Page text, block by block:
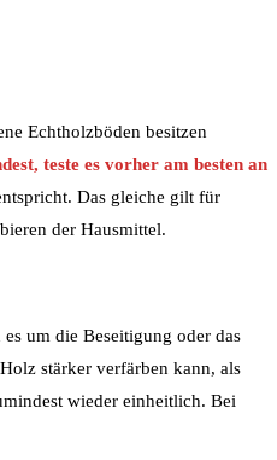
Echtholzböden besitzen
teste es vorher am besten an
Das gleiche gilt für
der Hausmittel.
um die Beseitigung oder das
stärker verfärben kann, als
wieder einheitlich. Bei